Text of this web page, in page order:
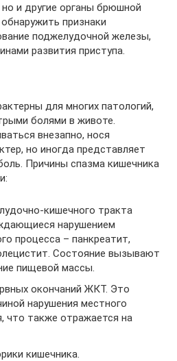
и другие органы брюшной
признаки
поджелудочной железы,
развития приступа.
для многих патологий,
болями в животе.
внезапно, нося
но иногда представляет
Причины спазма кишечника
кишечного тракта
нарушением
процесса – панкреатит,
Состояние вызывают
пищевой массы.
окончаний ЖКТ. Это
нарушения местного
что также отражается на
кишечника.